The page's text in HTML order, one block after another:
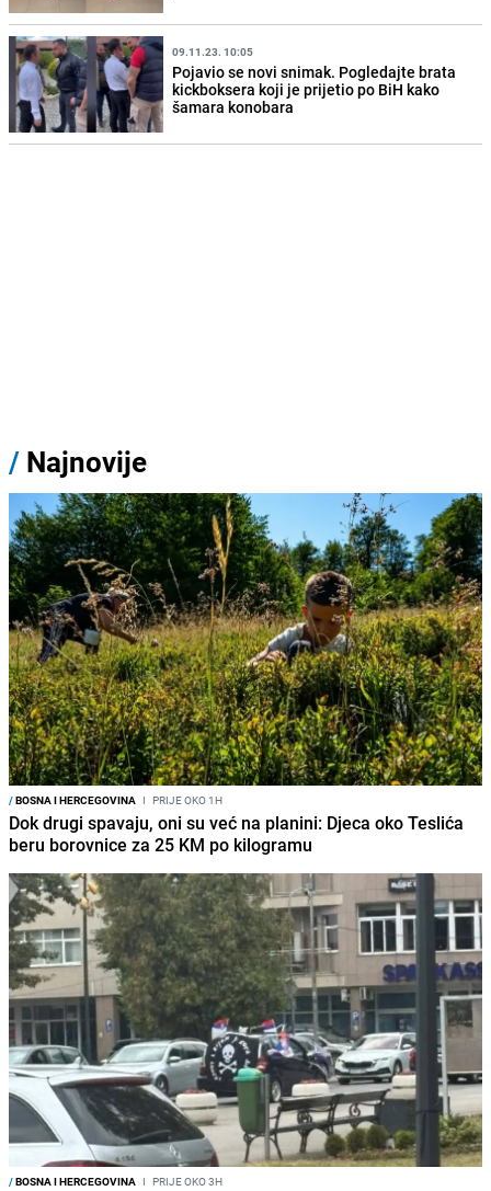
09.11.23. 10:05
Pojavio se novi snimak. Pogledajte brata
kickboksera koji je prijetio po BiH kako
šamara konobara
/ Najnovije
/BOSNA I HERCEGOVINA I PRIJE OKO 1H
Dok drugi spavaju, oni su već na planini: Djeca oko Teslića
beru borovnice za 25 KM po kilogramu
/BOSNA I HERCEGOVINA I PRIJE OKO 3H